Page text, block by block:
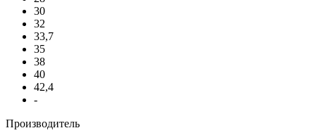
30
32
33,7
35
38
40
42,4
-
Производитель